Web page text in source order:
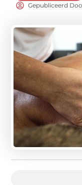
Gepubliceerd